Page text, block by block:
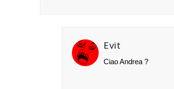
Evit
Ciao Andrea ?